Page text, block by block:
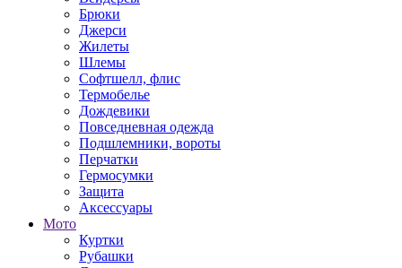
Брюки
Джерси
Жилеты
Шлемы
Софтшелл, флис
Термобелье
Дождевики
Повседневная одежда
Подшлемники, вороты
Перчатки
Гермосумки
Защита
Аксессуары
Мото
Куртки
Рубашки